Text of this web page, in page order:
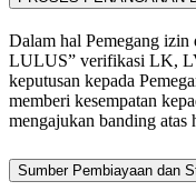
Dalam hal Pemegang
LULUS” verifikasi LK,
keputusan kepada
memberi kesempatan
mengajukan banding atas
Sumber Pembiayaan dan